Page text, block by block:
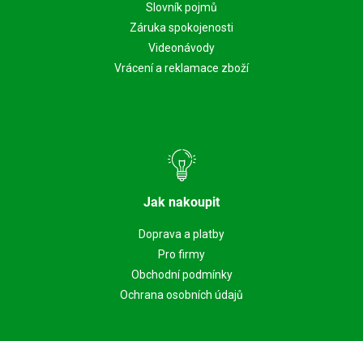
Slovník pojmů
Záruka spokojenosti
Videonávody
Vrácení a reklamace zboží
Jak nakoupit
Doprava a platby
Pro firmy
Obchodní podmínky
Ochrana osobních údajů